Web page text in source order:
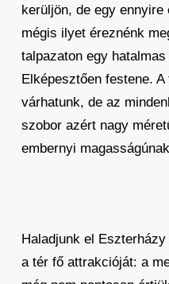
kerüljön, de egy
mégis ilyet éreznénk
talpazaton egy
Elképesztően festene.
várhatunk, de az
szobor azért nagy
embernyi
Haladjunk el
a tér fő attrakcióját: a